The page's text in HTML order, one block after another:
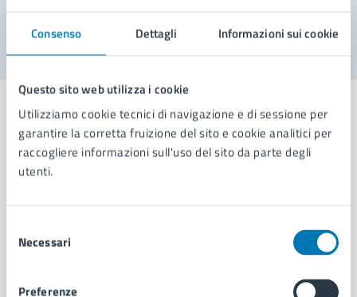
Consenso Dettagli Informazioni sui cookie
Questo sito web utilizza i cookie
Utilizziamo cookie tecnici di navigazione e di sessione per
garantire la corretta fruizione del sito e cookie analitici per
raccogliere informazioni sull'uso del sito da parte degli
utenti.
delNecessari
Preferenze
Comune di Napoli
Aree amministrative